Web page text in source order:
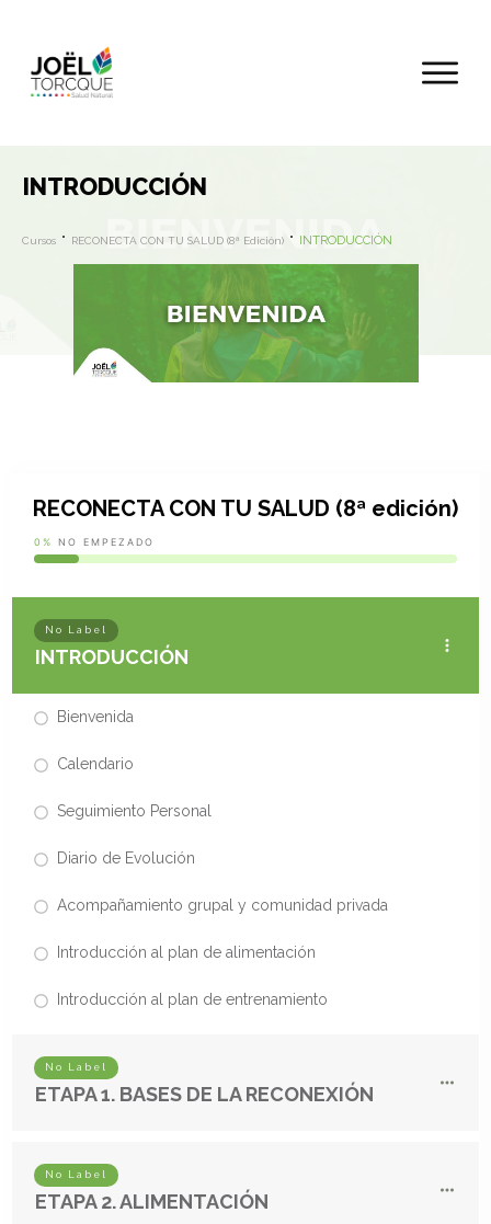
INTRODUCCIÓN
Cursos RECONECTA CON TU SALUD (8ª Edición) INTRODUCCIÓN
RECONECTA CON TU SALUD (8ª edición)
0% NO EMPEZADO
No Label
INTRODUCCIÓN
Bienvenida
Calendario
Seguimiento Personal
Diario de Evolución
Acompañamiento grupal y comunidad privada
Introducción al plan de alimentación
Introducción al plan de entrenamiento
No Label
ETAPA 1. BASES DE LA RECONEXIÓN
No Label
ETAPA 2. ALIMENTACIÓN